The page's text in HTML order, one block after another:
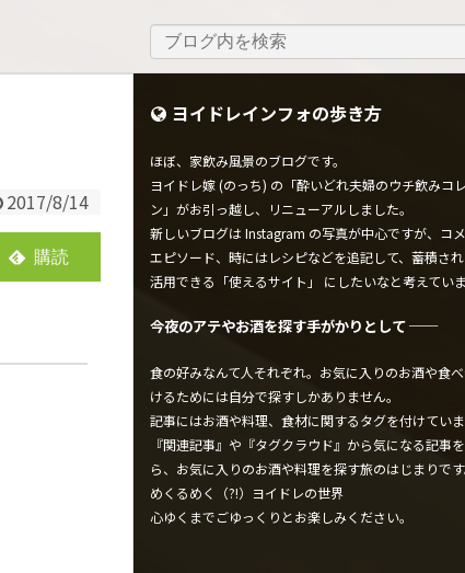
2017/8/14
ヨイドレインフォの歩き方
ほぼ、家飲み風景のブログです。
ヨイドレ嫁 (のっち) の「酔いどれ夫婦のウチ飲みコ
ン」がお引っ越し、リニューアルしました。
新しいブログは Instagram の写真が中心ですが、コ
エピソード、時にはレシピなどを追記して、蓄積さ
活用できる「使えるサイト」 にしたいなと考えていま
今夜のアテやお酒を探す手がかりとして ──
食の好みなんて人それぞれ。お気に入りのお酒や食
けるためには自分で探すしかありません。
記事にはお酒や料理、食材に関するタグを付けていま
『関連記事』や『タグクラウド』から気になる記事
ら、お気に入りのお酒や料理を探す旅のはじまりです
めくるめく（?!）ヨイドレの世界
心ゆくまでごゆっくりとお楽しみください。